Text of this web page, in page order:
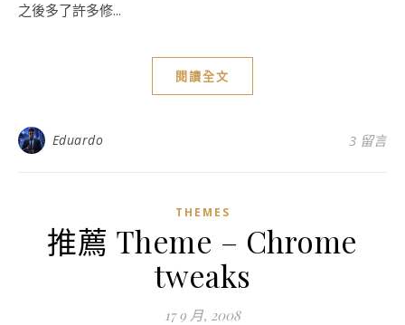
之後多了許多修...
閱讀全文
Eduardo 3 留言
THEMES
推薦 Theme – Chrome
tweaks
17 9 月, 2008